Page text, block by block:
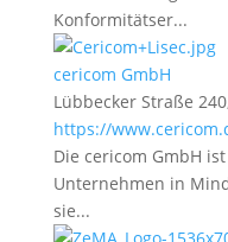
Konformitätser...
cericom GmbH
Lübbecker Straße
https://
Die cericom GmbH
Unternehmen in
sie...